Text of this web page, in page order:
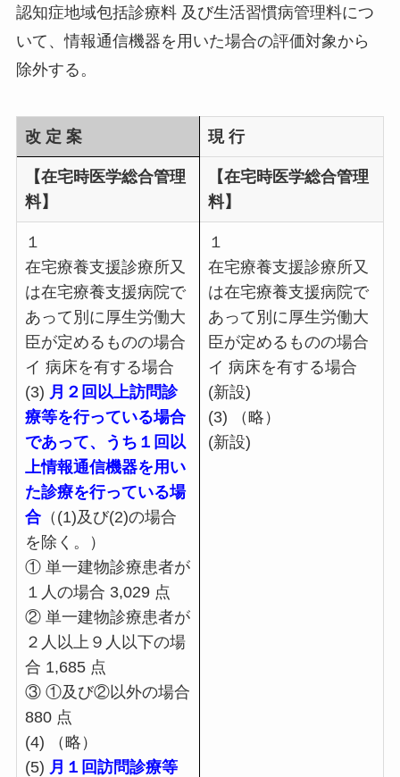
認知症地域包括診療料 及び生活習慣病管理料につ
いて、情報通信機器を用いた場合の評価対象から
除外する。
改 定 案 現 行
【在宅時医学総合管理
料】
【在宅時医学総合管理
料】
１
在宅療養支援診療所又
は在宅療養支援病院で
あって別に厚生労働大
臣が定めるものの場合
イ 病床を有する場合
(3) 月２回以上訪問診
療等を行っている場合
であって、うち１回以
上情報通信機器を用い
た診療を行っている場
合（(1)及び(2)の場合
を除く。）
① 単一建物診療患者が
１人の場合 3,029 点
② 単一建物診療患者が
２人以上９人以下の場
合 1,685 点
③ ①及び②以外の場合
880 点
(4) （略）
(5) 月１回訪問診療等
１
在宅療養支援診療所又
は在宅療養支援病院で
あって別に厚生労働大
臣が定めるものの場合
イ 病床を有する場合
(新設)
(3) （略）
(新設)